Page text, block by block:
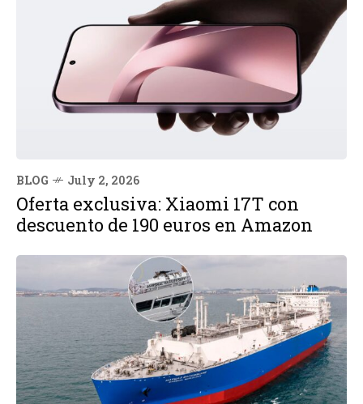
BLOG July 2, 2026
Oferta exclusiva: Xiaomi 17T con
descuento de 190 euros en Amazon